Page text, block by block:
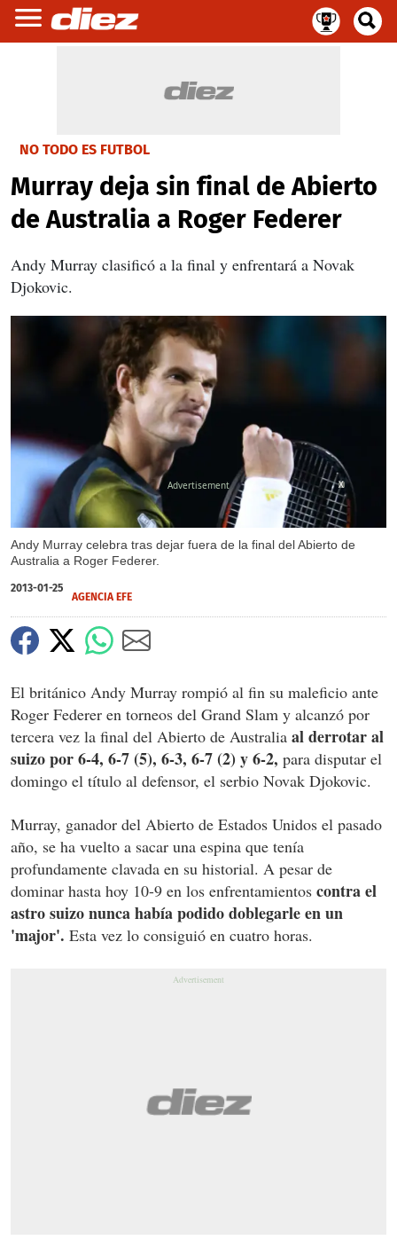
NO TODO ES FUTBOL
Murray deja sin final de Abierto
de Australia a Roger Federer
Andy Murray clasificó a la final y enfrentará a Novak
Djokovic.
Andy Murray celebra tras dejar fuera de la final del Abierto de
Australia a Roger Federer.
X
2013-01-25
AGENCIA EFE
El británico Andy Murray rompió al fin su maleficio ante
Roger Federer en torneos del Grand Slam y alcanzó por
tercera vez la final del Abierto de Australia al derrotar al
suizo por 6-4, 6-7 (5), 6-3, 6-7 (2) y 6-2, para disputar el
domingo el título al defensor, el serbio Novak Djokovic.
Murray, ganador del Abierto de Estados Unidos el pasado
año, se ha vuelto a sacar una espina que tenía
profundamente clavada en su historial. A pesar de
dominar hasta hoy 10-9 en los enfrentamientos contra el
astro suizo nunca había podido doblegarle en un
'major'. Esta vez lo consiguió en cuatro horas.